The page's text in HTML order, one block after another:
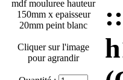
Cliquer sur l'image
pour agrandir